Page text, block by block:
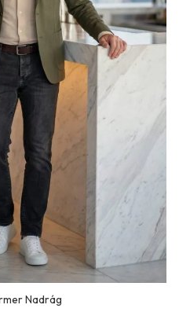
Nadrág